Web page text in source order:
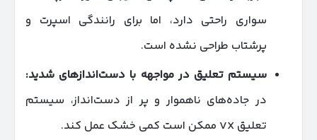
سواری راحتی دارد، اما برای رانندگی اسپرت و
پرشتاب طراحی نشده است.
سیستم تعلیق در مواجهه با دست‌اندازهای شدید:
در جاده‌های ناهموار و پر از دست‌انداز، سیستم
تعلیق VX ممکن است کمی خشک عمل کند.